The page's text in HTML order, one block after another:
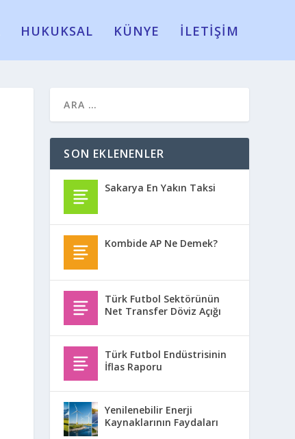
HUKUKSAL KÜNYE İLETİŞİM
SON EKLENENLER
Sakarya En Yakın Taksi
Kombide AP Ne Demek?
Türk Futbol Sektörünün
Net Transfer Döviz Açığı
Türk Futbol Endüstrisinin
İflas Raporu
Yenilenebilir Enerji
Kaynaklarının Faydaları